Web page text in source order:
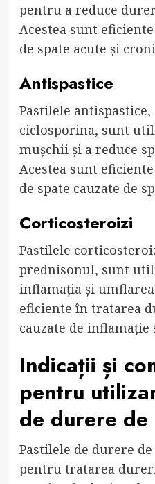
pentru a reduce
Acestea sunt
de spate acute și
Antispastice
Pastilele
ciclosporina, sunt
mușchii și a reduce
Acestea sunt
de spate cauzate de
Corticosteroizi
Pastilele
prednisonul, sunt
inflamația și
eficiente în tratarea
cauzate de inflamație
Indicații și
pentru
de durere de
Pastilele de durere
pentru tratarea